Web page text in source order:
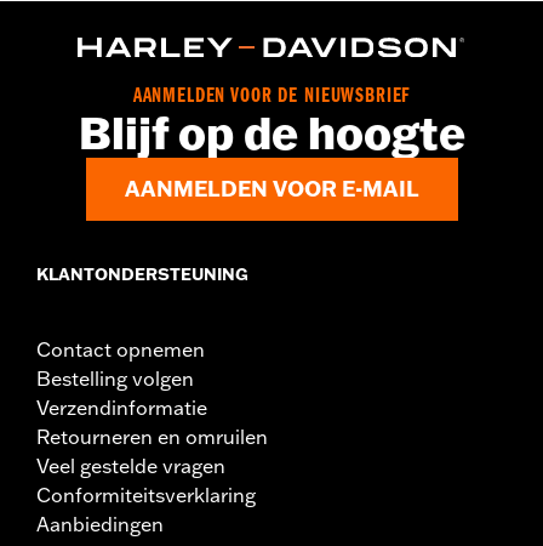
Installatie-instructies
Apart verkocht:Extra verwisselbare Dominion-sierstukken
Per stuk verkocht: Twee
In de doos:Voetsteunen links en rechts, bronzen sierstukken en
installatie-instructies
AANMELDEN VOOR DE NIEUWSBRIEF
Blijf op de hoogte
AANMELDEN VOOR E-MAIL
KLANTONDERSTEUNING
Contact opnemen
Bestelling volgen
Verzendinformatie
Retourneren en omruilen
Veel gestelde vragen
Conformiteitsverklaring
Aanbiedingen